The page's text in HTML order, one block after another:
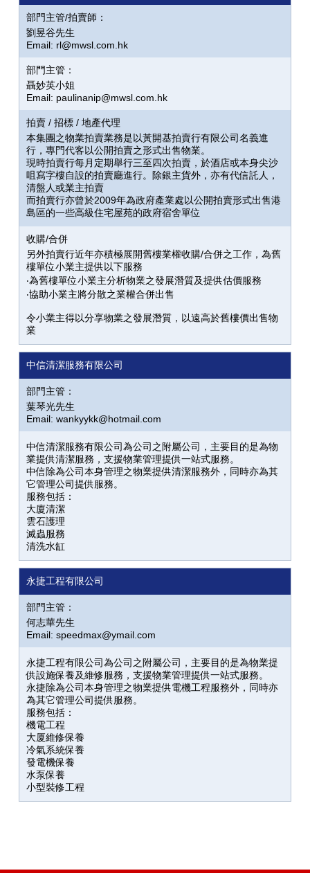
部門主管/拍賣師：
劉昱谷先生
Email: rl@mwsl.com.hk
部門主管：
聶妙英小姐
Email: paulinanip@mwsl.com.hk
拍賣 / 招標 / 地產代理
本集團之物業拍賣業務是以黃開基拍賣行有限公司名義進
行，專門代客以公開拍賣之形式出售物業。
現時拍賣行每月定期舉行三至四次拍賣，於酒店或本身尖沙
咀寫字樓自設的拍賣廳進行。除銀主貨外，亦有代信託人，
清盤人或業主拍賣
而拍賣行亦曾於2009年為政府產業處以公開拍賣形式出售港
島區的一些高級住宅屋苑的政府宿舍單位
收購/合併
另外拍賣行近年亦積極展開舊樓業權收購/合併之工作，為舊
樓單位小業主提供以下服務
‧為舊樓單位小業主分析物業之發展潛質及提供估價服務
‧協助小業主將分散之業權合併出售
令小業主得以分享物業之發展潛質，以遠高於舊樓價出售物
業
中信清潔服務有限公司
部門主管：
葉琴光先生
Email: wankyykk@hotmail.com
中信清潔服務有限公司為公司之附屬公司，主要目的是為物
業提供清潔服務，支援物業管理提供一站式服務。
中信除為公司本身管理之物業提供清潔服務外，同時亦為其
它管理公司提供服務。
服務包括：
大廈清潔
雲石護理
滅蟲服務
清洗水缸
永捷工程有限公司
部門主管：
何志華先生
Email: speedmax@ymail.com
永捷工程有限公司為公司之附屬公司，主要目的是為物業提
供設施保養及維修服務，支援物業管理提供一站式服務。
永捷除為公司本身管理之物業提供電機工程服務外，同時亦
為其它管理公司提供服務。
服務包括：
機電工程
大厦維修保養
冷氣系統保養
發電機保養
水泵保養
小型裝修工程